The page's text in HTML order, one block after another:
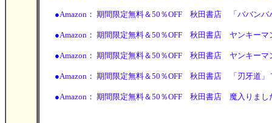
●Amazon： 期間限定無料＆50％OFF 秋田書店 「ババンバ
●Amazon： 期間限定無料＆50％OFF 秋田書店 ヤンキー
●Amazon： 期間限定無料＆50％OFF 秋田書店 ヤンキー
●Amazon： 期間限定無料＆50％OFF 秋田書店 「刃牙道
●Amazon： 期間限定無料＆50％OFF 秋田書店 魔入りまし